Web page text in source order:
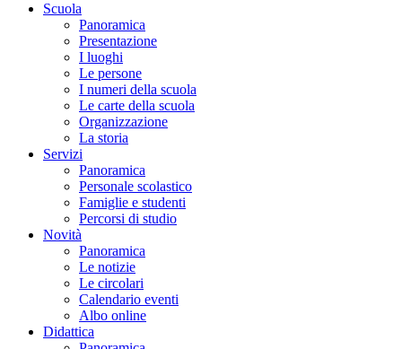
Scuola
Panoramica
Presentazione
I luoghi
Le persone
I numeri della scuola
Le carte della scuola
Organizzazione
La storia
Servizi
Panoramica
Personale scolastico
Famiglie e studenti
Percorsi di studio
Novità
Panoramica
Le notizie
Le circolari
Calendario eventi
Albo online
Didattica